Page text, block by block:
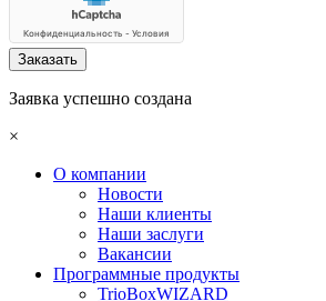
Заказать
Заявка успешно создана
×
О компании
Новости
Наши клиенты
Наши заслуги
Вакансии
Программные продукты
TrioBoxWIZARD